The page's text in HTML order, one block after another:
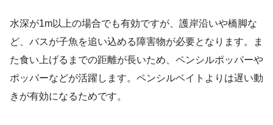
水深が1m以上の場合でも有効ですが、護岸沿いや橋脚な
ど、バスが子魚を追い込める障害物が必要となります。ま
た食い上げるまでの距離が長いため、ペンシルポッパーや
ポッパーなどが活躍します。ペンシルベイトよりは遅い動
きが有効になるためです。